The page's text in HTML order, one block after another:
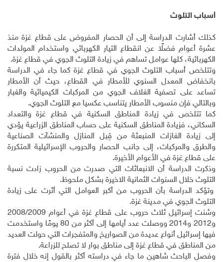
أسباب التلوث
كذلك أشارت الدراسة إلى أن الحصار المفروض على قطاع غزة منذ
عشرة أعوام فضلًا عن انقطاع التيار الكهربائي واستخدام المولدات
الكهربائية، كلها عوامل تساهم في زيادة التلوث الجوي في قطاع غزة.
وتتلخص أسباب التلوث الجوي في قطاع غزة كما جاء في الدراسة
بانخفاض المعدل السنوي للأمطار في القطاع، حيث أن الأمطار
تساعد على تصفية الغلاف الجوي من المركبات الكيميائية والغبار
وبالتالي فإن منسوب الأمطار يتناسب عكسيا مع التلوث الجوي.
كما تتلخص في زيادة المناطق السكنية في قطاع غزة والتعداد
السكاني، فزيادة المناطق السكنية على حساب المناطق الزراعية يؤدي
إلى زيادة الغازات المنبعثة من قِبل المنازل والمنشآت الصناعية
والطرق والمركبات، إلى جانب الحصار والحروب الإسرائيلية المتكررة
على قطاع غزة في الأعوام الأخيرة.
وذكرت الدراسة أن الانبعاثات التي صدرت من الحروب زادت نسبة
التلوث خلال السنوات الثمانية الاخيرة بشكل ملحوظ.
وتؤكد الدراسة بأن الحروب من أكبر العوامل التي أثرت على زيادة
التلوث الجوي في مدينة غزة.
وشنت إسرائيل ثلاث حروب على قطاع غزة في أعوام 2008/2009
و2012 و2014 ووصلت عدد أيامها إلى أكثر من 80 يومًا واستخدمت
فيها إسرائيل أنواع عديدة من الصواريخ والمتفجرات التي حولت العديد
من المناطق في قطاع غزة إلى مناطق بوار لا تصلح للزراعة.
وفصل الباحث شاهين ما جاء في دراسته أكثر بالقول إنه خلال فترة